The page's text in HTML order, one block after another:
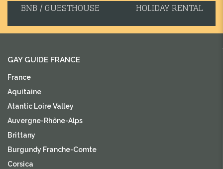
BNB / GUESTHOUSE HOLIDAY RENTAL
GAY GUIDE FRANCE
France
Aquitaine
Atantic Loire Valley
Auvergne-Rhône-Alps
Brittany
Burgundy Franche-Comte
Corsica